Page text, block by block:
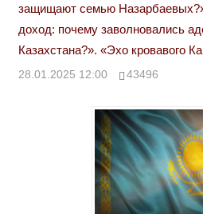
защищают семью
доход: почему заволновались
Казахстана?». «Эхо кровавого
28.01.2025 12:00 43496